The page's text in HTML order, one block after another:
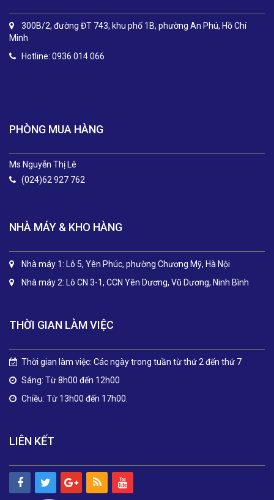
300B/2, đường ĐT 743, khu phố 1B, phường An Phú, Hồ Chí
Minh
Hotline: 0936 014 066
.
PHÒNG MUA HÀNG
Ms Nguyễn Thị Lê
(024)62 927 762
NHÀ MÁY & KHO HÀNG
Nhà máy 1: Lô 5, Yên Phúc, phường Chương Mỹ, Hà Nội
Nhà máy 2: Lô CN 3-1, CCN Yên Dương, Vũ Dương, Ninh Bình
THỜI GIAN LÀM VIỆC
Thời gian làm việc: Các ngày trong tuần từ thứ 2 đến thứ 7
Sáng: Từ 8h00 đến 12h00
Chiều: Từ 13h00 đến 17h00.
LIÊN KẾT